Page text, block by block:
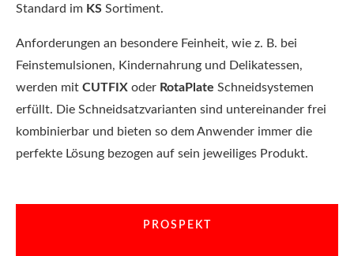
Standard im KS Sortiment.
Anforderungen an besondere Feinheit, wie z. B. bei
Feinstemulsionen, Kindernahrung und Delikatessen,
werden mit CUTFIX oder RotaPlate Schneidsystemen
erfüllt. Die Schneidsatzvarianten sind untereinander frei
kombinierbar und bieten so dem Anwender immer die
perfekte Lösung bezogen auf sein jeweiliges Produkt.
PROSPEKT